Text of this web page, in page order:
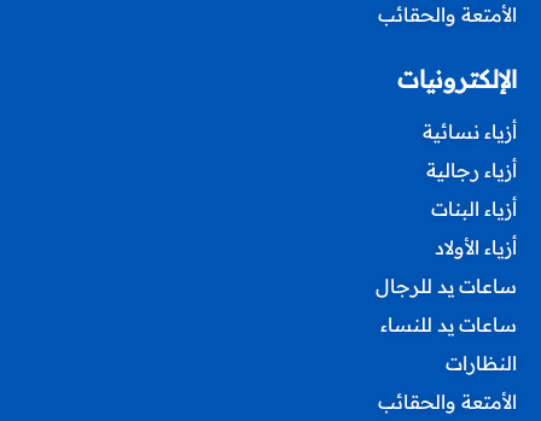
الأمتعة والحقائب
الإلكترونيات
أزياء نسائية
أزياء رجالية
أزياء البنات
أزياء الأولاد
ساعات يد للرجال
ساعات يد للنساء
النظارات
الأمتعة والحقائب